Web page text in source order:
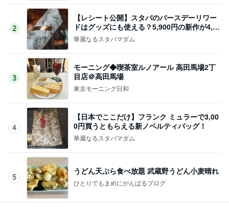
2
【レシート公開】スタバのバースデーリワー
ドはグッズにも使える？5,900円の新作が4,88
1円に
華麗なるスタバマダム
3
モーニング◆喫茶室ルノアール 高田馬場2丁
目店＠高田馬場
東京モーニング日和
4
【日本でここだけ】フランク ミュラーで3,00
0円買うともらえる新ノベルティバッグ！
華麗なるスタバマダム
5
うどん天ぷら食べ放題 武蔵野うどん小麦晴れ
ひとりでもまめにがんばるブログ